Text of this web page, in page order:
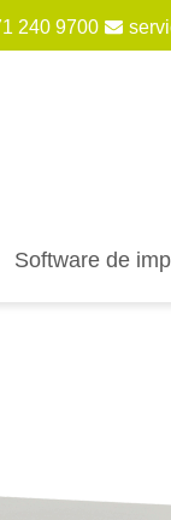
240 9700
Software de